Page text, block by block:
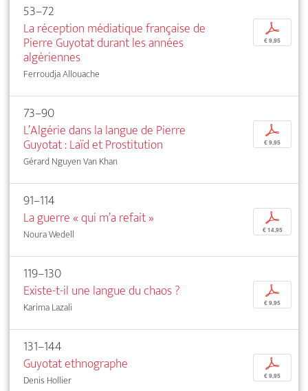
53–72
La réception médiatique française de
Pierre Guyotat durant les années
algériennes
Ferroudja Allouache
p
€ 9,95
73–90
L’Algérie dans la langue de Pierre
Guyotat : Laïd et Prostitution
Gérard Nguyen Van Khan
p
€ 9,95
91–114
La guerre « qui m’a refait »
Noura Wedell
p
€ 14,95
119–130
Existe-t-il une langue du chaos ?
Karima Lazali
p
€ 9,95
131–144
Guyotat ethnographe
Denis Hollier
p
€ 9,95